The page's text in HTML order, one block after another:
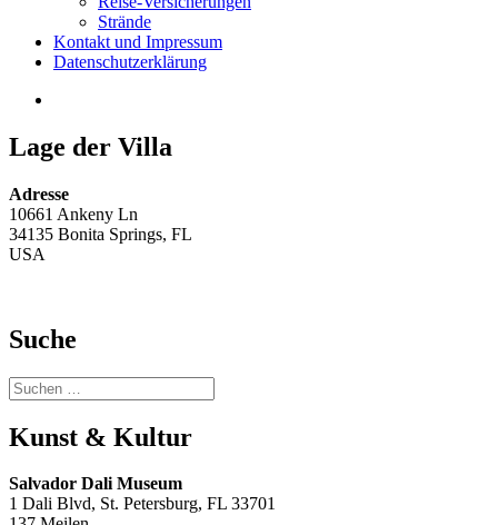
Strände
Kontakt und Impressum
Datenschutzerklärung
Lage der Villa
Adresse
10661 Ankeny Ln
34135 Bonita Springs, FL
USA
Suche
Suchen
nach:
Kunst & Kultur
Salvador Dali Museum
1 Dali Blvd, St. Petersburg, FL 33701